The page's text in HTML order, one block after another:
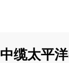
中缆太平